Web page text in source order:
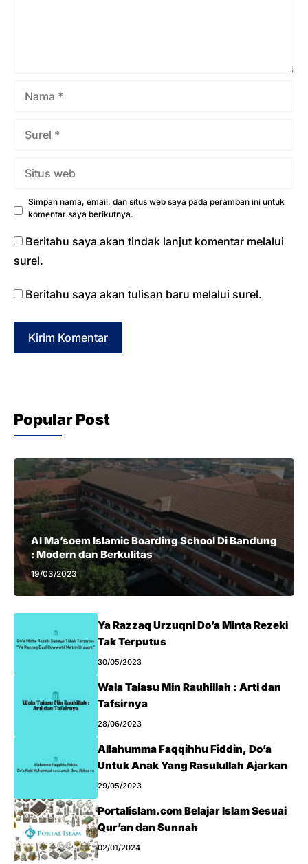
Simpan nama, email, dan situs web saya pada peramban ini untuk
komentar saya berikutnya.
Beritahu saya akan tindak lanjut komentar melalui
surel.
Beritahu saya akan tulisan baru melalui surel.
Popular Post
Al Ma’soem Islamic Boarding School Di Bandung
: Modern dan Berkulitas
19/03/2023
Ya Razzaq Urzuqni Do’a Minta Rezeki
Tak Terputus
30/05/2023
Wala Taiasu Min Rauhillah : Arti dan
Tafsirnya
28/06/2023
Allahumma Faqqihhu Fiddin, Do’a
Untuk Anak Yang Rasulullah Ajarkan
29/05/2023
Portalislam.com Belajar Islam Sesuai
Qur’an dan Sunnah
02/01/2024